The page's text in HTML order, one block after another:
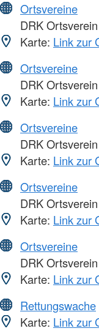
Ortsvereine
DRK
Karte: Link zur
Ortsvereine
DRK
Karte: Link zur
Ortsvereine
DRK
Karte: Link zur
Ortsvereine
DRK
Karte: Link zur
Ortsvereine
DRK
Karte: Link zur
Rettungswache
Karte: Link zur